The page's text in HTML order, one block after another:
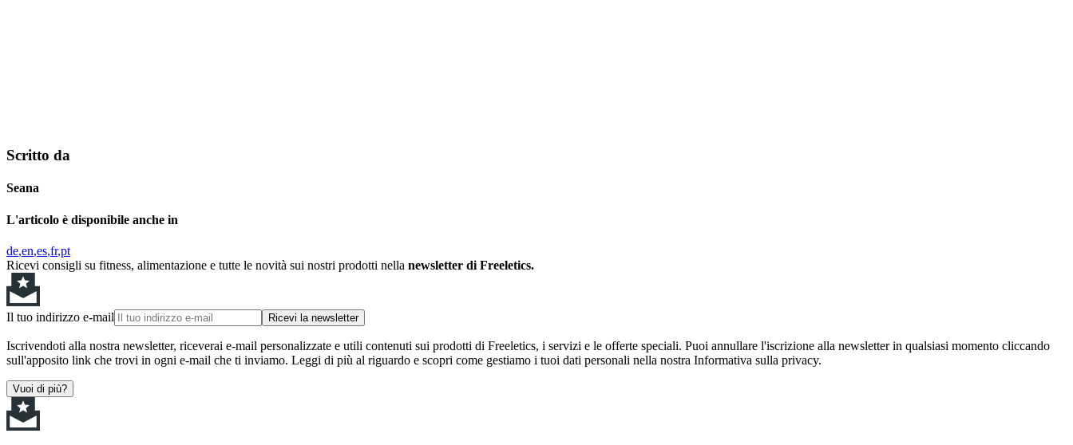
Scritto da
Seana
L'articolo è disponibile anche in
de en es fr pt
Ricevi consigli su fitness, alimentazione e tutte le novità sui nostri prodotti nella newsletter di Freeletics.
Il tuo indirizzo e-mail Ricevi la newsletter
Iscrivendoti alla nostra newsletter, riceverai e-mail personalizzate e utili contenuti sui prodotti di Freeletics, i servizi e le offerte speciali. Puoi annullare l'iscrizione alla newsletter in qualsiasi momento cliccando
sull'apposito link che trovi in ogni e-mail che ti inviamo. Leggi di più al riguardo e scopri come gestiamo i tuoi dati personali nella nostra Informativa sulla privacy.
Vuoi di più?